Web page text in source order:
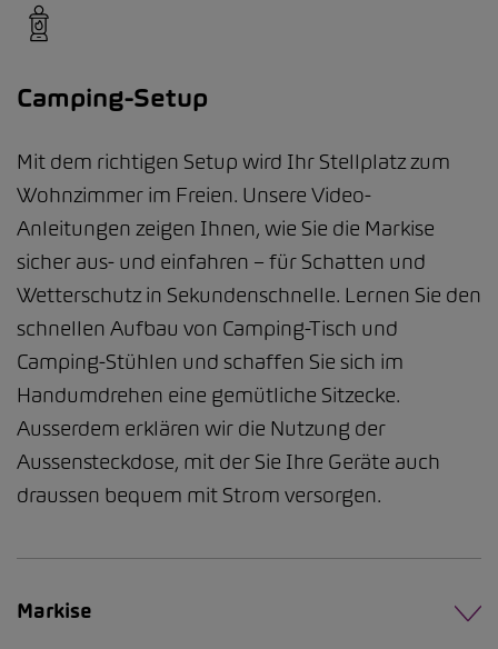
Camping-Setup
Mit dem richtigen Setup wird Ihr Stellplatz zum
Wohnzimmer im Freien. Unsere Video-
Anleitungen zeigen Ihnen, wie Sie die Markise
sicher aus- und einfahren – für Schatten und
Wetterschutz in Sekundenschnelle. Lernen Sie den
schnellen Aufbau von Camping-Tisch und
Camping-Stühlen und schaffen Sie sich im
Handumdrehen eine gemütliche Sitzecke.
Ausserdem erklären wir die Nutzung der
Aussensteckdose, mit der Sie Ihre Geräte auch
draussen bequem mit Strom versorgen.
Markise